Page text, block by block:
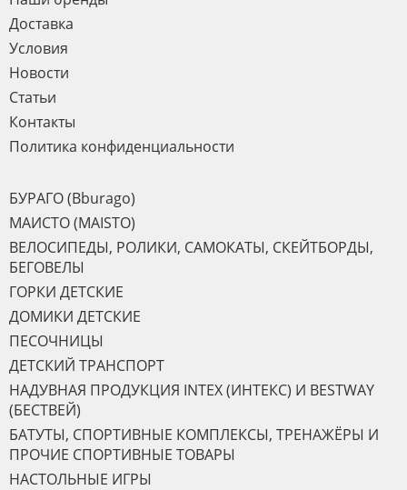
Доставка
Условия
Новости
Статьи
Контакты
Политика конфиденциальности
БУРАГО (Bburago)
МАИСТО (MAISTO)
ВЕЛОСИПЕДЫ, РОЛИКИ, САМОКАТЫ, СКЕЙТБОРДЫ,
БЕГОВЕЛЫ
ГОРКИ ДЕТСКИЕ
ДОМИКИ ДЕТСКИЕ
ПЕСОЧНИЦЫ
ДЕТСКИЙ ТРАНСПОРТ
НАДУВНАЯ ПРОДУКЦИЯ INTEX (ИНТЕКС) И BESTWAY
(БЕСТВЕЙ)
БАТУТЫ, СПОРТИВНЫЕ КОМПЛЕКСЫ, ТРЕНАЖЁРЫ И
ПРОЧИЕ СПОРТИВНЫЕ ТОВАРЫ
НАСТОЛЬНЫЕ ИГРЫ